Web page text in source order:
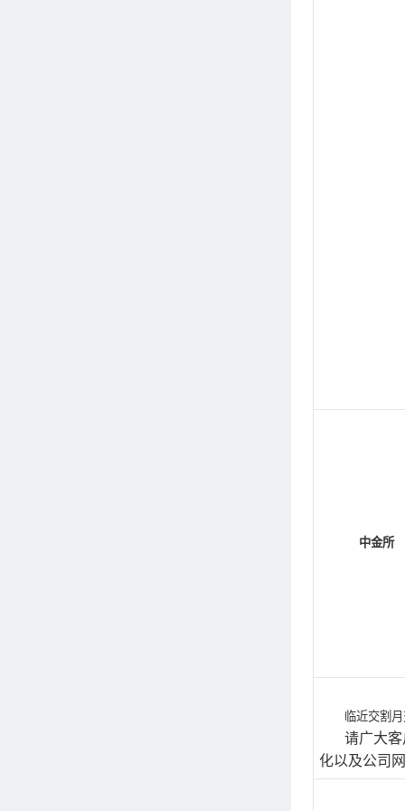
中金所
临近交割
请广大
化以及公司